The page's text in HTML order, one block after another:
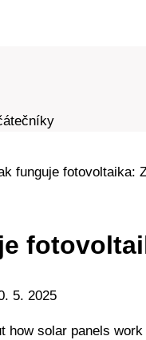
funguje fotovoltaika:
5. 2025
how solar panels